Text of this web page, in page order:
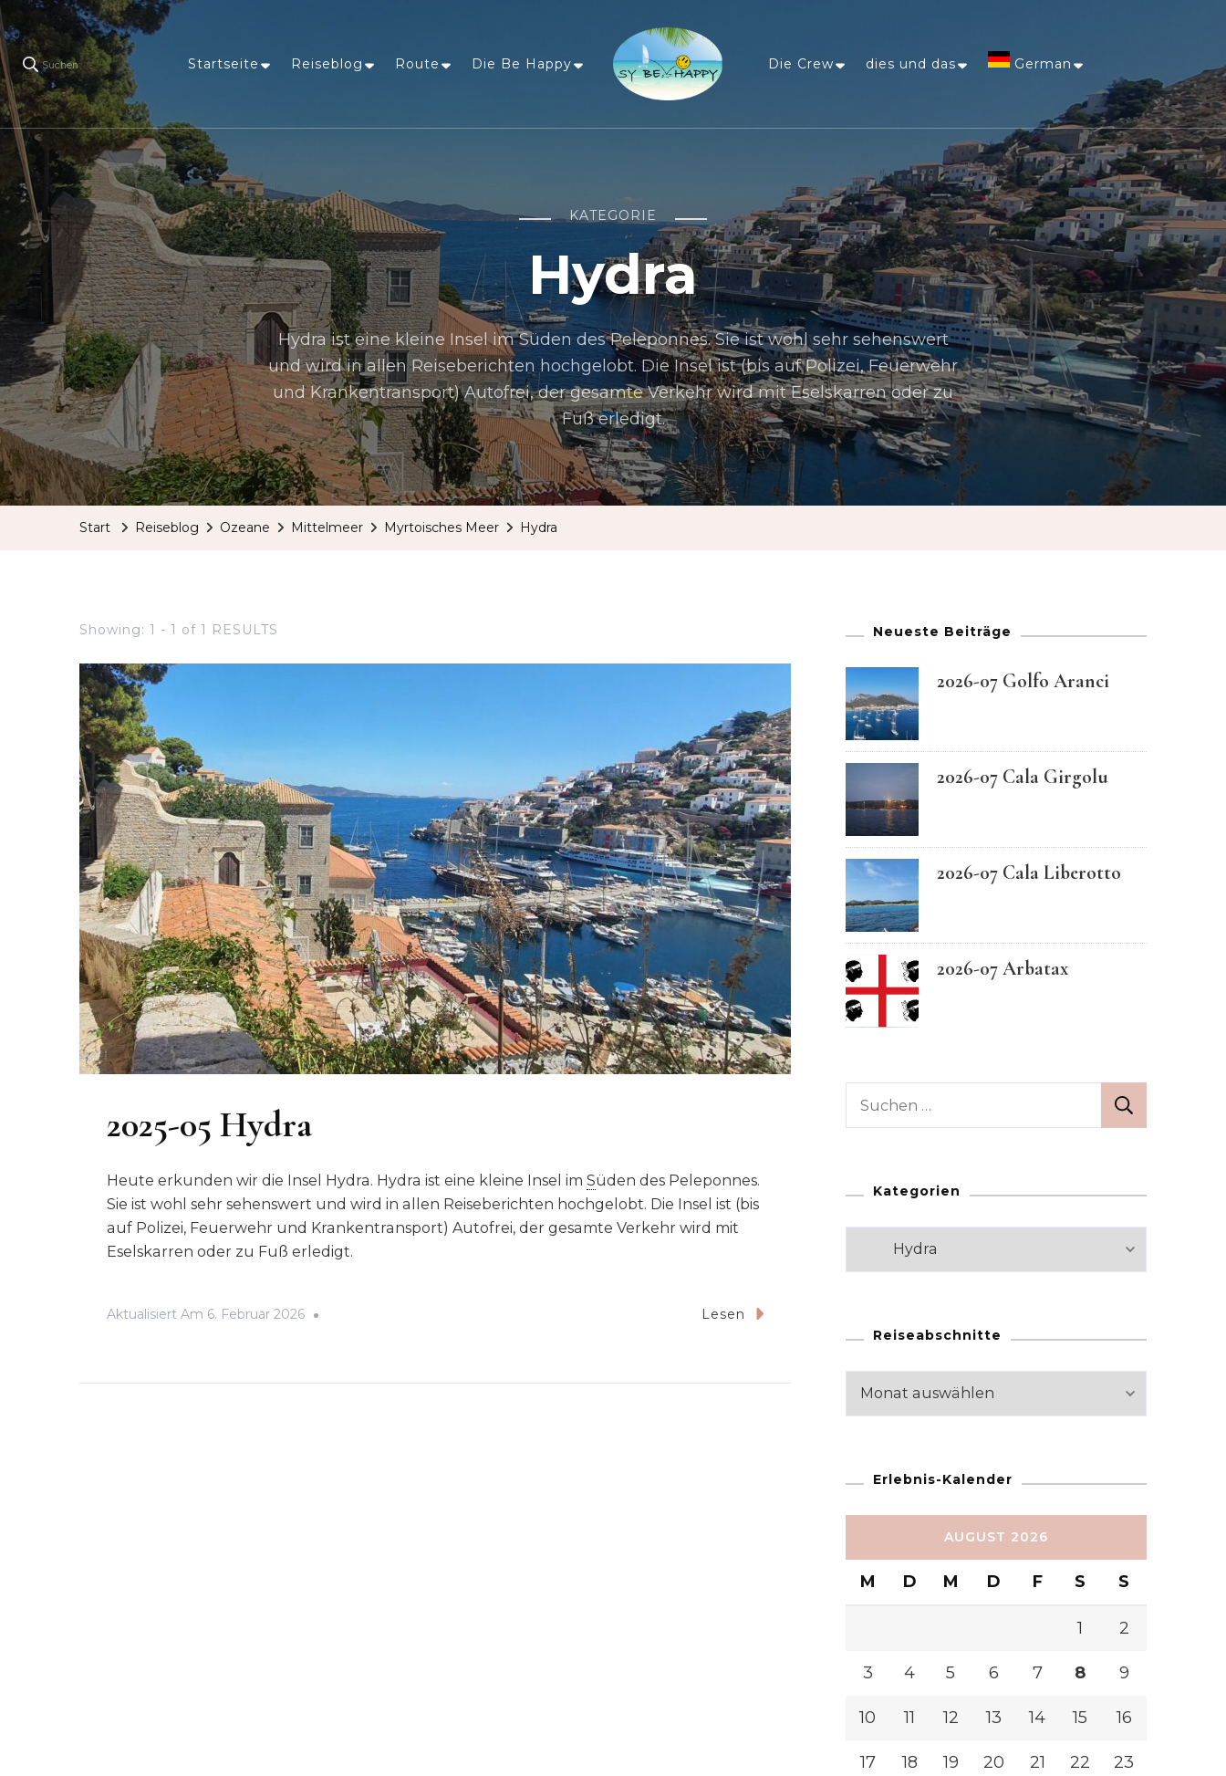
Suchen Startseite Reiseblog Route Die Be Happy Die Crew dies und das German
Afrikaans
Arabic
Chinese
(Simplified)
Dutch
English
French
Maltese
Portuguese
Swedish
KATEGORIE
Hydra
Hydra ist eine kleine Insel im Süden des Peleponnes. Sie ist wohl sehr sehenswert
und wird in allen Reiseberichten hochgelobt. Die Insel ist (bis auf Polizei, Feuerwehr
und Krankentransport) Autofrei, der gesamte Verkehr wird mit Eselskarren oder zu
Fuß erledigt.
Start Reiseblog Ozeane Mittelmeer Myrtoisches Meer Hydra
Showing: 1 - 1 of 1 RESULTS
2025-05 Hydra
Heute erkunden wir die Insel Hydra. Hydra ist eine kleine Insel im Süden des Peleponnes.
Sie ist wohl sehr sehenswert und wird in allen Reiseberichten hochgelobt. Die Insel ist (bis
auf Polizei, Feuerwehr und Krankentransport) Autofrei, der gesamte Verkehr wird mit
Eselskarren oder zu Fuß erledigt.
Aktualisiert Am 6. Februar 2026 Lesen
Neueste Beiträge
2026-07 Golfo Aranci
2026-07 Cala Girgolu
2026-07 Cala Liberotto
2026-07 Arbatax
Suchen
Kategorien
Kategorien
Reiseabschnitte
Reiseabschnitte
Erlebnis-Kalender
AUGUST 2026
M D M D F S S
1 2
3 4 5 6 7 8 9
10 11 12 13 14 15 16
17 18 19 20 21 22 23